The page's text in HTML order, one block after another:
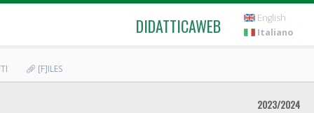
DIDATTICAWEB
English
Italiano
[F]ILES
2023/2024